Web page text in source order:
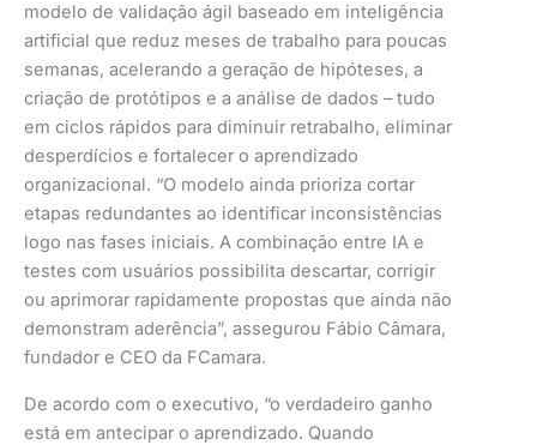
modelo de validação ágil baseado em inteligência
artificial que reduz meses de trabalho para poucas
semanas, acelerando a geração de hipóteses, a
criação de protótipos e a análise de dados – tudo
em ciclos rápidos para diminuir retrabalho, eliminar
desperdícios e fortalecer o aprendizado
organizacional. “O modelo ainda prioriza cortar
etapas redundantes ao identificar inconsistências
logo nas fases iniciais. A combinação entre IA e
testes com usuários possibilita descartar, corrigir
ou aprimorar rapidamente propostas que ainda não
demonstram aderência”, assegurou Fábio Câmara,
fundador e CEO da FCamara.
De acordo com o executivo, “o verdadeiro ganho
está em antecipar o aprendizado. Quando